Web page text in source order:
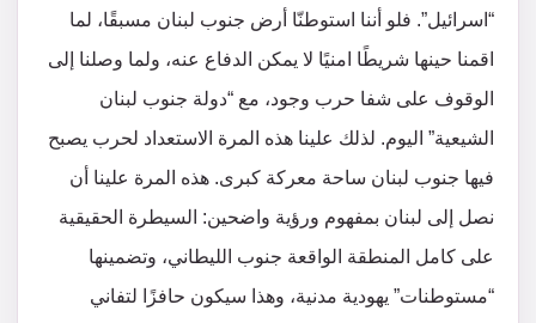
“اسرائيل”. فلو أننا استوطنّا أرض جنوب لبنان مسبقًا، لما
اقمنا حينها شريطًا امنيًا لا يمكن الدفاع عنه، ولما وصلنا إلى
الوقوف على شفا حرب وجود، مع “دولة جنوب لبنان
الشيعية” اليوم. لذلك علينا هذه المرة الاستعداد لحرب يصبح
فيها جنوب لبنان ساحة معركة كبرى. هذه المرة علينا أن
نصل إلى لبنان بمفهوم ورؤية واضحين: السيطرة الحقيقية
على كامل المنطقة الواقعة جنوب الليطاني، وتضمينها
“مستوطنات” يهودية مدنية، وهذا سيكون حافزًا لتفاني